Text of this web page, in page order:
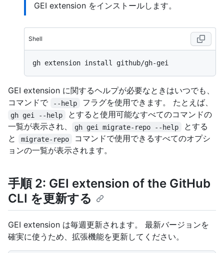
GEI extension をインストールします。
Shell
GEI extension に関するヘルプが必要なときはいつでも、
コマンドで
--help フラグを使用できます。 たとえば、
gh gei --help
とすると使用可能なすべてのコマンドの
一覧が表示され、
gh gei migrate-repo --help
とする
と
migrate-repo
コマンドで使用できるすべてのオプシ
ョンの一覧が表示されます。
手順 2: GEI extension of the GitHub
CLI を更新する
GEI extension は毎週更新されます。 最新バージョンを
確実に使うため、拡張機能を更新してください。